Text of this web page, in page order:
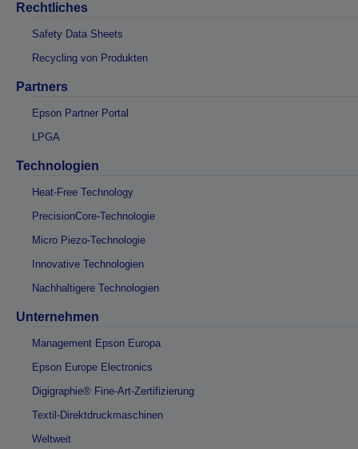
Rechtliches
Safety Data Sheets
Recycling von Produkten
Partners
Epson Partner Portal
LPGA
Technologien
Heat-Free Technology
PrecisionCore-Technologie
Micro Piezo-Technologie
Innovative Technologien
Nachhaltigere Technologien
Unternehmen
Management Epson Europa
Epson Europe Electronics
Digigraphie® Fine-Art-Zertifizierung
Textil-Direktdruckmaschinen
Weltweit